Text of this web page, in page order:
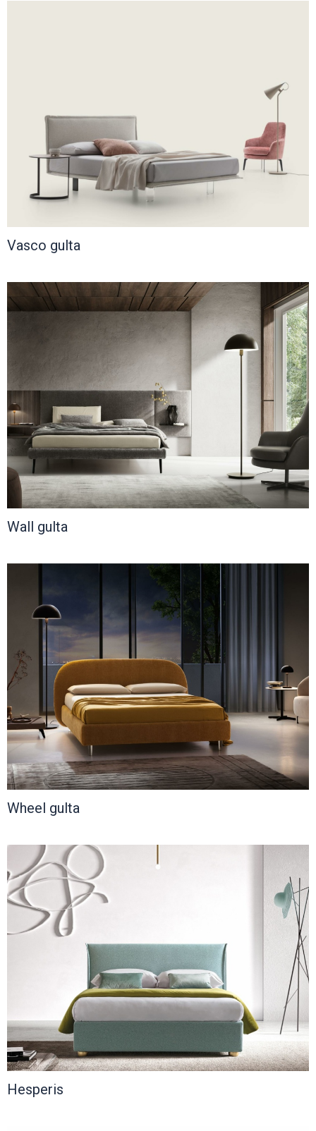
Vasco gulta
Wall gulta
Wheel gulta
Hesperis